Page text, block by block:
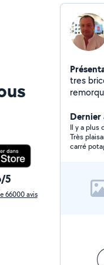
5
66000 avis
tres bricoleur
remorque,
Dernier
Il y a plus
Très
carré